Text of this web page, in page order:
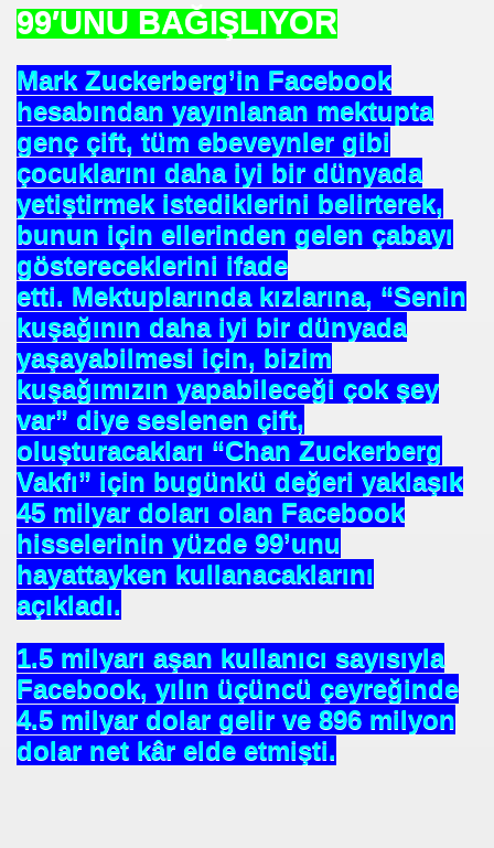
99′UNU BAĞIŞLIYOR
Mark Zuckerberg’in Facebook
hesabından yayınlanan mektupta
genç çift, tüm ebeveynler gibi
çocuklarını daha iyi bir dünyada
yetiştirmek istediklerini belirterek,
bunun için ellerinden gelen çabayı
göstereceklerini ifade
etti. Mektuplarında kızlarına, “Senin
kuşağının daha iyi bir dünyada
yaşayabilmesi için, bizim
kuşağımızın yapabileceği çok şey
var” diye seslenen çift,
oluşturacakları “Chan Zuckerberg
Vakfı” için bugünkü değeri yaklaşık
45 milyar doları olan Facebook
hisselerinin yüzde 99’unu
hayattayken kullanacaklarını
açıkladı.
1.5 milyarı aşan kullanıcı sayısıyla
Facebook, yılın üçüncü çeyreğinde
4.5 milyar dolar gelir ve 896 milyon
dolar net kâr elde etmişti.
NJ.Canlı Yayın